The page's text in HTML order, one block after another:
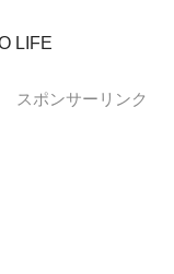
LIFE
スポンサーリンク